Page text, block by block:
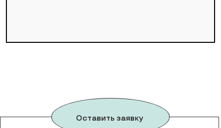
Оставить заявку